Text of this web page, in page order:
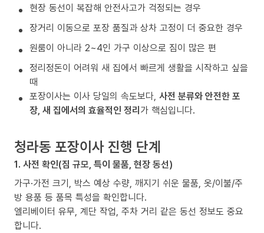
현장 동선이 복잡해 안전사고가 걱정되는 경우
장거리 이동으로 포장 품질과 상차 고정이 더 중요한 경우
원룸이 아니라 2~4인 가구 이상으로 짐이 많은 편
정리정돈이 어려워 새 집에서 빠르게 생활을 시작하고 싶을
때
포장이사는 이사 당일의 속도보다, 사전 분류와 안전한 포
장, 새 집에서의 효율적인 정리가 핵심입니다.
청라동 포장이사 진행 단계
1. 사전 확인(짐 규모, 특이 물품, 현장 동선)
가구·가전 크기, 박스 예상 수량, 깨지기 쉬운 물품, 옷/이불/주
방 용품 등 품목 특성을 확인합니다.
엘리베이터 유무, 계단 작업, 주차 거리 같은 동선 정보도 중요
합니다.